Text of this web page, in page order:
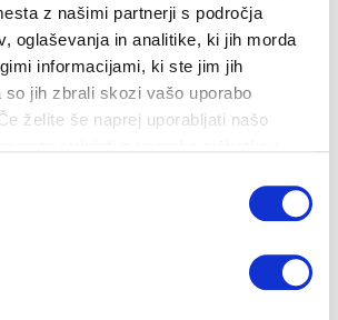
z našimi partnerji s področja
oglaševanja in analitike, ki jih morda
informacijami, ki ste jim jih
so jih zbrali skozi vašo uporabo
želite še naprej uporabljati našo
temperatureNepričakovani stroški
ogrevanja v Ljubljani se o začetku in koncu
o...